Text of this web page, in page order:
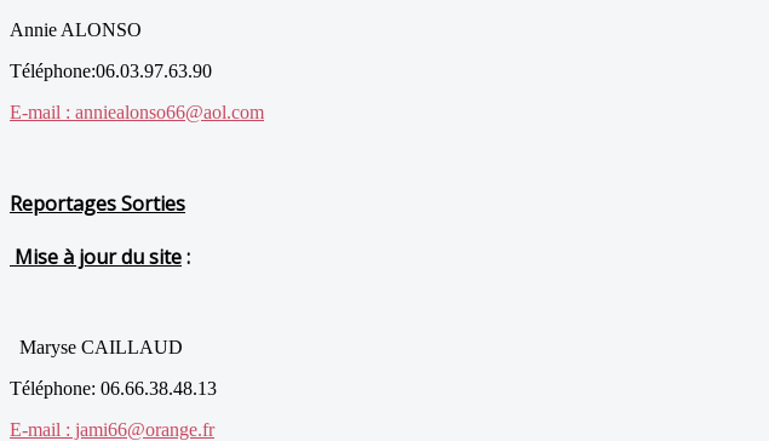
Annie ALONSO
Téléphone:06.03.97.63.90
E-mail : anniealonso66@aol.com
Reportages Sorties
Mise à jour du site:
Maryse CAILLAUD
Téléphone: 06.66.38.48.13
E-mail : jami66@orange.fr